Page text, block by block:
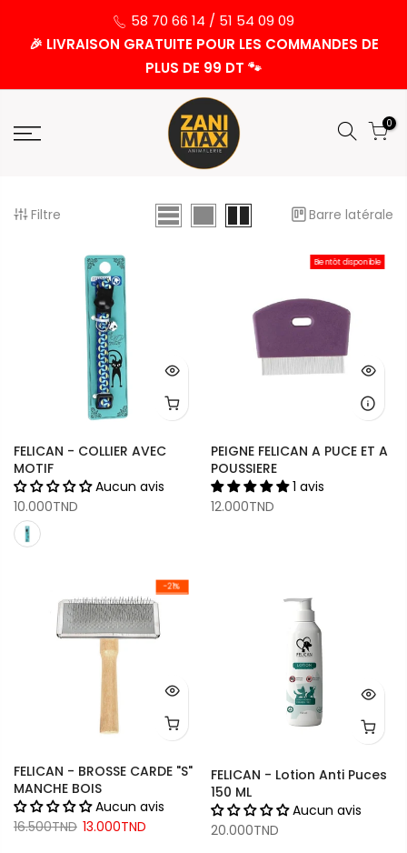
58 70 66 14 / 51 54 09 09
🎉 LIVRAISON GRATUITE POUR LES COMMANDES DE
PLUS DE 99 DT 🐾
0
Filtre Barre latérale
FELICAN - COLLIER AVEC
MOTIF
Aucun avis
10.000TND
Bientôt disponible
PEIGNE FELICAN A PUCE ET A
POUSSIERE
1 avis
12.000TND
-21%
FELICAN - BROSSE CARDE "S"
MANCHE BOIS
Aucun avis
16.500TND 13.000TND
FELICAN - Lotion Anti Puces
150 ML
Aucun avis
20.000TND